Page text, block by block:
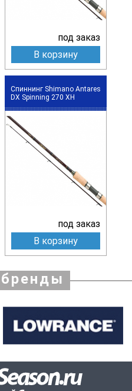
под заказ
В корзину
Спиннинг Shimano Antares
DX Spinning 270 XH
под заказ
В корзину